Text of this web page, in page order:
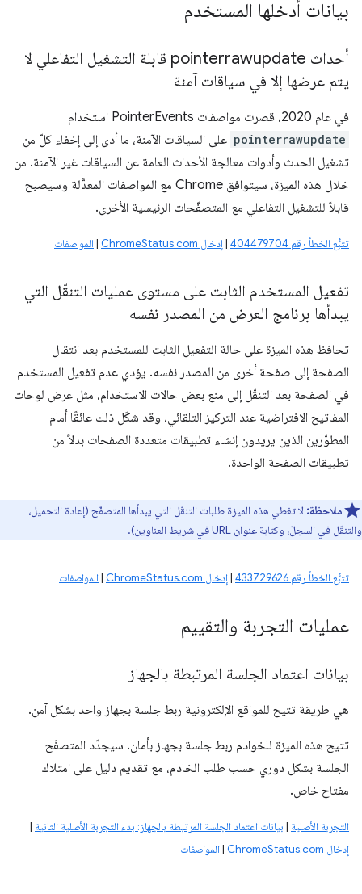
بيانات أدخلها المستخدم
أحداث pointerrawupdate قابلة التشغيل التفاعلي لا
يتم عرضها إلا في سياقات آمنة
في عام 2020، قصرت مواصفات PointerEvents استخدام
pointerrawupdate على السياقات الآمنة، ما أدى إلى إخفاء كلّ من
تشغيل الحدث وأدوات معالجة الأحداث العامة عن السياقات غير الآمنة. من
خلال هذه الميزة، سيتوافق Chrome مع المواصفات المعدَّلة وسيصبح
قابلاً للتشغيل التفاعلي مع المتصفّحات الرئيسية الأخرى.
تتبُّع الخطأ رقم 404479704 |إدخال ChromeStatus.com |المواصفات
تفعيل المستخدم الثابت على مستوى عمليات التنقّل التي
يبدأها برنامج العرض من المصدر نفسه
تحافظ هذه الميزة على حالة التفعيل الثابت للمستخدم بعد انتقال
الصفحة إلى صفحة أخرى من المصدر نفسه. يؤدي عدم تفعيل المستخدم
في الصفحة بعد التنقّل إلى منع بعض حالات الاستخدام، مثل عرض لوحات
المفاتيح الافتراضية عند التركيز التلقائي، وقد شكّل ذلك عائقًا أمام
المطوّرين الذين يريدون إنشاء تطبيقات متعددة الصفحات بدلاً من
تطبيقات الصفحة الواحدة.
ملاحظة: لا تغطي هذه الميزة طلبات التنقّل التي يبدأها المتصفّح (إعادة التحميل،
والتنقّل في السجلّ، وكتابة عنوان URL في شريط العناوين).
تتبُّع الخطأ رقم 433729626 |إدخال ChromeStatus.com |المواصفات
عمليات التجربة والتقييم
بيانات اعتماد الجلسة المرتبطة بالجهاز
هي طريقة تتيح للمواقع الإلكترونية ربط جلسة بجهاز واحد بشكل آمن.
تتيح هذه الميزة للخوادم ربط جلسة بجهاز بأمان. سيجدّد المتصفّح
الجلسة بشكل دوري حسب طلب الخادم، مع تقديم دليل على امتلاك
مفتاح خاص.
التجربة الأصلية | بيانات اعتماد الجلسة المرتبطة بالجهاز: بدء التجربة الأصلية الثانية |
إدخال ChromeStatus.com
|المواصفات